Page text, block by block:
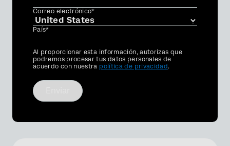
Correo electrónico*
País*
Privacy
Optin
Al proporcionar esta información, autorizas que
podremos procesar tus datos personales de
acuerdo con nuestra política de privacidad.